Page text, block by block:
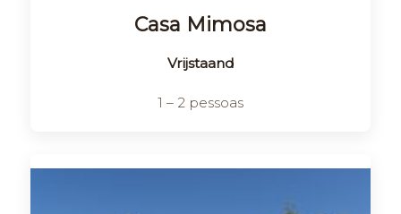
Casa Mimosa
Vrijstaand
1 – 2 pessoas